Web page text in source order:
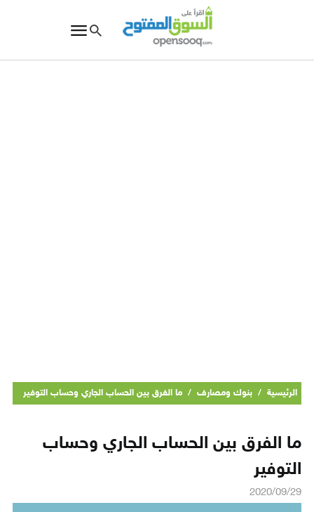
الرئيسية / بنوك ومصارف / ما الفرق بين الحساب الجاري وحساب التوفير
ما الفرق بين الحساب الجاري وحساب
التوفير
2020/09/29